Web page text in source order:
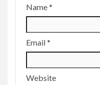
Name*
Email*
Website